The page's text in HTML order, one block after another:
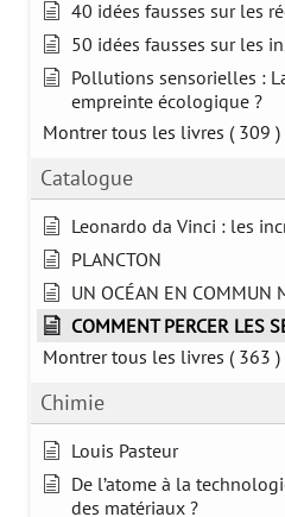
40 idées fausses sur les
50 idées fausses sur les
Pollutions sensorielles :
empreinte écologique ?
Montrer tous les livres ( 309 )
Catalogue
Leonardo da Vinci : les
PLANCTON
UN OCÉAN EN
COMMENT PERCER LES
Montrer tous les livres ( 363 )
Chimie
Louis Pasteur
De l’atome à la
des matériaux ?